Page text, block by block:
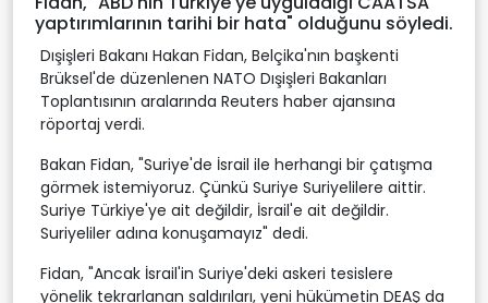
yaptırımlarının tarihi bir hata" olduğunu söyledi.
Dışişleri Bakanı Hakan Fidan, Belçika'nın başkenti
Brüksel'de düzenlenen NATO Dışişleri Bakanları
Toplantısının aralarında Reuters haber ajansına
röportaj verdi.
Bakan Fidan, "Suriye'de İsrail ile herhangi bir çatışma
görmek istemiyoruz. Çünkü Suriye Suriyelilere aittir.
Suriye Türkiye'ye ait değildir, İsrail'e ait değildir.
Suriyeliler adına konuşamayız" dedi.
Fidan, "Ancak İsrail'in Suriye'deki askeri tesislere
yönelik tekrarlanan saldırıları, yeni hükümetin DEAŞ da